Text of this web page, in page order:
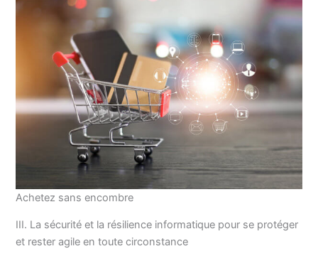
Achetez sans encombre
III. La sécurité et la résilience informatique pour se protéger
et rester agile en toute circonstance